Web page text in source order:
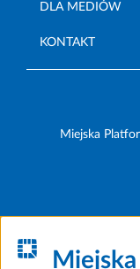
DLA MEDIÓW
KONTAKT
Miejska